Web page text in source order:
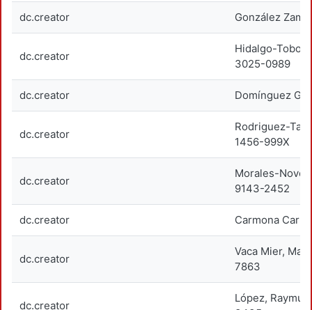
dc.creator González
dc.creator
Hidalgo-
3025-0989
dc.creator Domínguez
dc.creator
Rodriguez-
1456-999X
dc.creator
Morales-
9143-2452
dc.creator Carmona
dc.creator
Vaca Mier,
7863
dc.creator
López,